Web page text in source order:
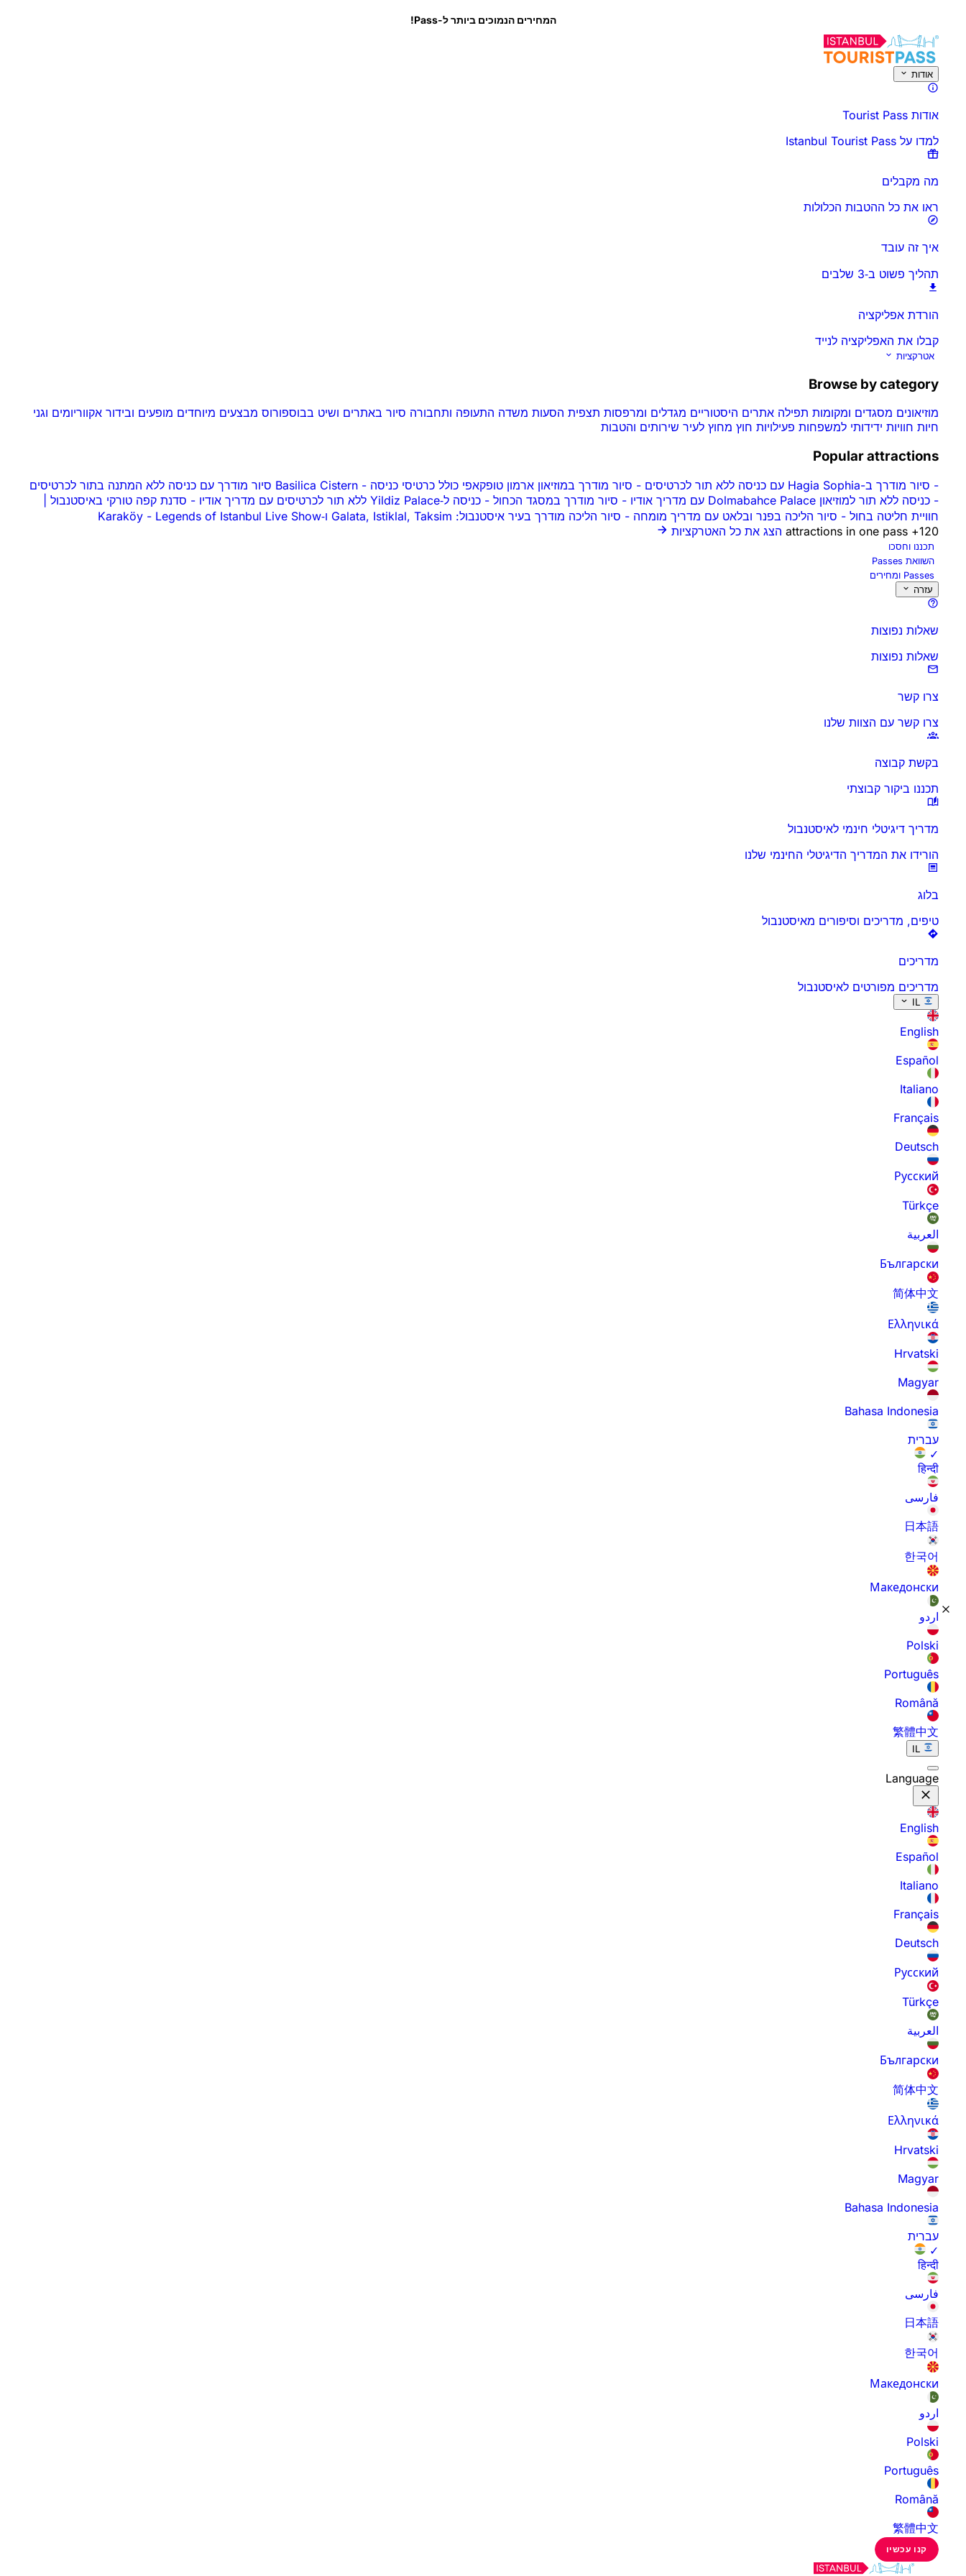
המחירים הנמוכים ביותר ל-Pass!
אודות
אודות Tourist Pass
למדו על Istanbul Tourist Pass
מה מקבלים
ראו את כל ההטבות הכלולות
איך זה עובד
תהליך פשוט ב‑3 שלבים
הורדת אפליקציה
קבלו את האפליקציה לנייד
אטרקציות
Browse by category
מוזיאונים מסגדים ומקומות תפילה אתרים היסטוריים מגדלים ומרפסות תצפית הסעות משדה התעופה ותחבורה סיור באתרים ושיט בבוספורוס מבצעים מיוחדים מופעים ובידור אקווריומים וגני
חיות חוויות ידידותי למשפחות פעילויות חוץ מחוץ לעיר שירותים והטבות
Popular attractions
- סיור מודרך ב-Hagia Sophia עם כניסה ללא תור לכרטיסים - סיור מודרך במוזיאון ארמון טופקאפי כולל כרטיסי כניסה - Basilica Cistern סיור מודרך עם כניסה ללא המתנה בתור לכרטיסים
- כניסה ללא תור למוזיאון Dolmabahce Palace עם מדריך אודיו - סיור מודרך במסגד הכחול - כניסה ל‑Yildiz Palace ללא תור לכרטיסים עם מדריך אודיו - סדנת קפה טורקי באיסטנבול |
חוויית חליטה בחול - סיור הליכה בפנר ובלאט עם מדריך מומחה - סיור הליכה מודרך בעיר איסטנבול: Galata, Istiklal, Taksim ו‑Karaköy - Legends of Istanbul Live Show
120+ attractions in one pass
הצג את כל האטרקציות
תכננו וחסכו
השוואת Passes
Passes ומחירים
עזרה
שאלות נפוצות
שאלות נפוצות
צרו קשר
צרו קשר עם הצוות שלנו
בקשת קבוצה
תכננו ביקור קבוצתי
מדריך דיגיטלי חינמי לאיסטנבול
הורידו את המדריך הדיגיטלי החינמי שלנו
בלוג
טיפים, מדריכים וסיפורים מאיסטנבול
מדריכים
מדריכים מפורטים לאיסטנבול
IL
English
Español
Italiano
Français
Deutsch
Русский
Türkçe
العربية
Български
简体中文
Ελληνικά
Hrvatski
Magyar
Bahasa Indonesia
עברית
✓
हिन्दी
فارسی
日本語
한국어
Македонски
اردو
Polski
Português
Română
繁體中文
IL
Language
English
Español
Italiano
Français
Deutsch
Русский
Türkçe
العربية
Български
简体中文
Ελληνικά
Hrvatski
Magyar
Bahasa Indonesia
עברית
✓
हिन्दी
فارسی
日本語
한국어
Македонски
اردو
Polski
Português
Română
繁體中文
קנו עכשיו